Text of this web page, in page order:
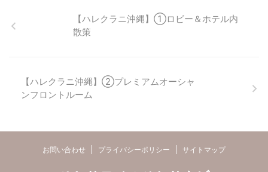
【ハレクラニ沖縄】①ロビー＆ホテル内
散策
【ハレクラニ沖縄】②プレミアムオーシャ
ンフロントルーム
お問い合わせ プライバシーポリシー サイトマップ